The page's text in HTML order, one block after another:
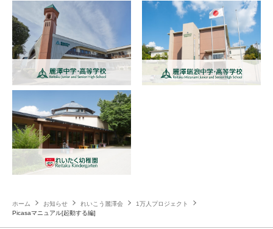
ホーム お知らせ れいこう麗澤会
1万人プロジェクト
Picasaマニュアル[起動する編]